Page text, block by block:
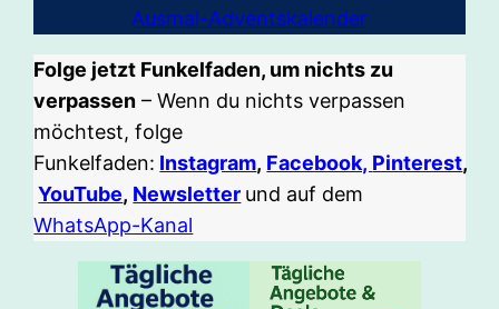
Ausmal-Adventskalender
Folge jetzt Funkelfaden, um nichts zu
verpassen – Wenn du nichts verpassen
möchtest, folge
Funkelfaden: Instagram, Facebook, Pinterest,
YouTube, Newsletter und auf dem
WhatsApp-Kanal